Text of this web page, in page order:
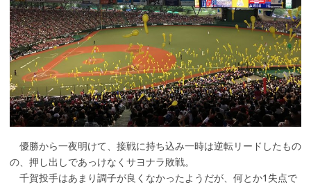
優勝から一夜明けて、接戦に持ち込み一時は逆転リードしたもの
の、押し出しであっけなくサヨナラ敗戦。
千賀投手はあまり調子が良くなかったようだが、何とか1失点で